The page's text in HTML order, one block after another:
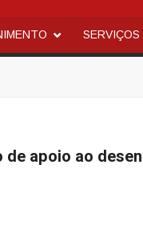
SERVIÇOS
apoio ao